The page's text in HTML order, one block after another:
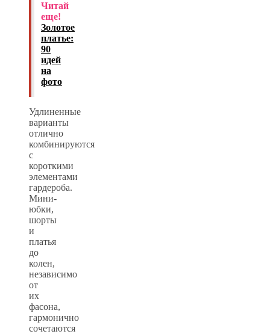
Читай
еще!
Золотое
платье:
90
идей
на
фото
Удлиненные
варианты
отлично
комбинируются
с
короткими
элементами
гардероба.
Мини-
юбки,
шорты
и
платья
до
колен,
независимо
от
их
фасона,
гармонично
сочетаются